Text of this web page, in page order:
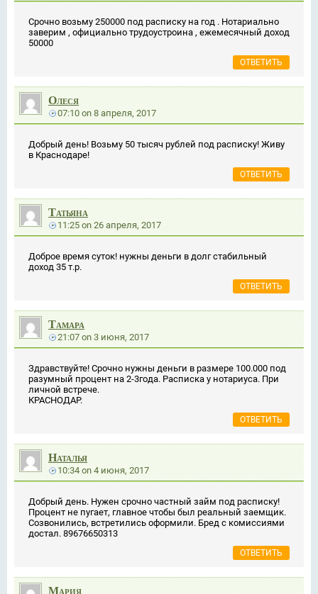
Срочно возьму 250000 под расписку на год . Нотариально
заверим , официально трудоустроина , ежемесячный доход
50000
ОТВЕТИТЬ
Олеся
07:10on8 апреля, 2017
Добрый день! Возьму 50 тысяч рублей под расписку! Живу
в Краснодаре!
ОТВЕТИТЬ
Татьяна
11:25on26 апреля, 2017
Доброе время суток! нужны деньги в долг стабильный
доход 35 т.р.
ОТВЕТИТЬ
Тамара
21:07on3 июня, 2017
Здравствуйте! Срочно нужны деньги в размере 100.000 под
разумный процент на 2-3года. Расписка у нотариуса. При
личной встрече.
КРАСНОДАР.
ОТВЕТИТЬ
Наталья
10:34on4 июня, 2017
Добрый день. Нужен срочно частный займ под расписку!
Процент не пугает, главное чтобы был реальный заемщик.
Созвонились, встретились оформили. Бред с комиссиями
достал. 89676650313
ОТВЕТИТЬ
Мария